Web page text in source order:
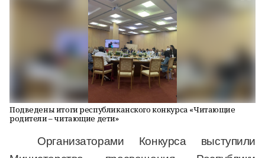
Подведены итоги республиканского конкурса «Читающие
родители – читающие дети»
Организаторами Конкурса выступили